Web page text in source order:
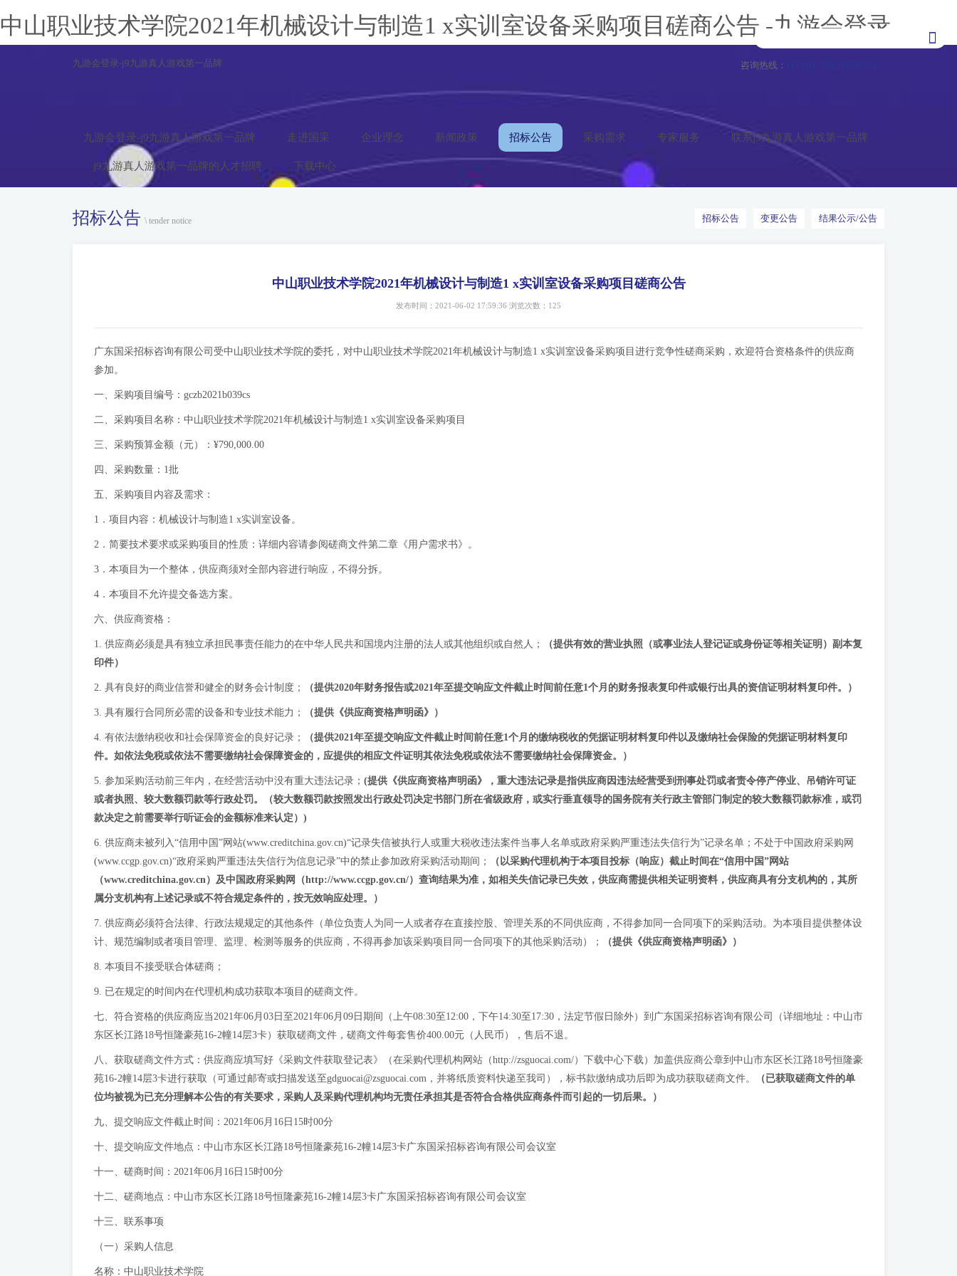
中山职业技术学院2021年机械设计与制造1 x实训室设备采购项目磋商公告 -九游会登录
九游会登录-j9九游真人游戏第一品牌 咨询热线：
九游会登录-j9九游真人游戏第一品牌 走进国采 企业理念 新闻政策 招标公告 采购需求 专家服务 联系j9九游真人游戏第一品牌
j9九游真人游戏第一品牌的人才招聘 下载中心
招标公告 \ tender notice 招标公告 变更公告 结果公示/公告
中山职业技术学院2021年机械设计与制造1 x实训室设备采购项目磋商公告
发布时间：2021-06-02 17:59:36 浏览次数：125
广东国采招标咨询有限公司受中山职业技术学院的委托，对中山职业技术学院2021年机械设计与制造1 x实训室设备采购项目进行竞争性磋商采购，欢迎符合资格条件的供应商
参加。
一、采购项目编号：gczb2021b039cs
二、采购项目名称：中山职业技术学院2021年机械设计与制造1 x实训室设备采购项目
三、采购预算金额（元）：¥790,000.00
四、采购数量：1批
五、采购项目内容及需求：
1．项目内容：机械设计与制造1 x实训室设备。
2．简要技术要求或采购项目的性质：详细内容请参阅磋商文件第二章《用户需求书》。
3．本项目为一个整体，供应商须对全部内容进行响应，不得分拆。
4．本项目不允许提交备选方案。
六、供应商资格：
1. 供应商必须是具有独立承担民事责任能力的在中华人民共和国境内注册的法人或其他组织或自然人；
（提供有效的营业执照（或事业法人登记证或身份证等相关证明）副本复
印件）
2. 具有良好的商业信誉和健全的财务会计制度； （提供2020年财务报告或2021年至提交响应文件截止时间前任意1个月的财务报表复印件或银行出具的资信证明材料复印件。 ）
3. 具有履行合同所必需的设备和专业技术能力； （提供《供应商资格声明函》）
4. 有依法缴纳税收和社会保障资金的良好记录； （提供2021年至提交响应文件截止时间前任意1个月 的缴纳税收的凭据证明材料复印件以及缴纳社会保险的凭据证明材料复印
件。如依法免税或依法不需要缴纳社会保障资金的，应提供的相应文件证明其依法免税或依法不需要缴纳社会保障资金。 ）
5. 参加采购活动前三年内，在经营活动中没有重大违法记录； (提供《供应商资格声明函》 ， 重大违法记录是指供应商因违法经营受到刑事处罚或者责令停产停业、吊销许可证
或者执照、较大数额罚款等行政处罚。（较大数额罚款按照发出行政处罚决定书部门所在省级政府，或实行垂直领导的国务院有关行政主管部门制定的较大数额罚款标准，或罚
款决定之前需要举行听证会的金额标准来认定） )
6. 供应商未被列入“信用中国”网站(www.creditchina.gov.cn)“记录失信被执行人或重大税收违法案件当事人名单或政府采购严重违法失信行为”记录名单；不处于中国政府采购网
(www.ccgp.gov.cn)“政府采购严重违法失信行为信息记录”中的禁止参加政府采购活动期间；
（以采购代理机构于本项目投标（响应）截止时间在“信用中国”网站
（www.creditchina.gov.cn）及中国政府采购网（http://www.ccgp.gov.cn/）查询结果为准，如相关失信记录已失效，供应商需提供相关证明资料，供应商具有分支机构的，其所
属分支机构有上述记录或不符合规定条件的，按无效响应处理。）
7. 供应商必须符合法律、行政法规规定的其他条件（单位负责人为同一人或者存在直接控股、管理关系的不同供应商，不得参加同一合同项下的采购活动。为本项目提供整体设
计、规范编制或者项目管理、监理、检测等服务的供应商，不得再参加该采购项目同一合同项下的其他采购活动）；
（提供《供应商资格声明函》）
8. 本项目不接受联合体磋商；
9. 已在规定的时间内在代理机构成功获取本项目的磋商文件。
七、符合资格的供应商应当2021年06月03日至2021年06月09日期间（上午08:30至12:00，下午14:30至17:30，法定节假日除外）到广东国采招标咨询有限公司（详细地址：中山市
东区长江路18号恒隆豪苑16-2幢14层3卡）获取磋商文件，磋商文件每套售价400.00元（人民币），售后不退。
八、获取磋商文件方式：供应商应填写好《采购文件获取登记表》（在采购代理机构网站（http://zsguocai.com/）下载中心下载）加盖供应商公章到中山市东区长江路18号恒隆豪
苑16-2幢14层3卡进行获取（可通过邮寄或扫描发送至gdguocai@zsguocai.com ，并将纸质资料快递至我司），标书款缴纳成功后即为成功获取磋商文件。
（已获取磋商文件的单
位均被视为已充分理解本公告的有关要求，采购人及采购代理机构均无责任承担其是否符合合格供应商条件而引起的一切后果。）
九、提交响应文件截止时间：2021年06月16日15时00分
十、提交响应文件地点：中山市东区长江路18号恒隆豪苑16-2幢14层3卡广东国采招标咨询有限公司会议室
十一、磋商时间：2021年06月16日15时00分
十二、磋商地点：中山市东区长江路18号恒隆豪苑16-2幢14层3卡广东国采招标咨询有限公司会议室
十三、联系事项
（一）采购人信息
名称：中山职业技术学院